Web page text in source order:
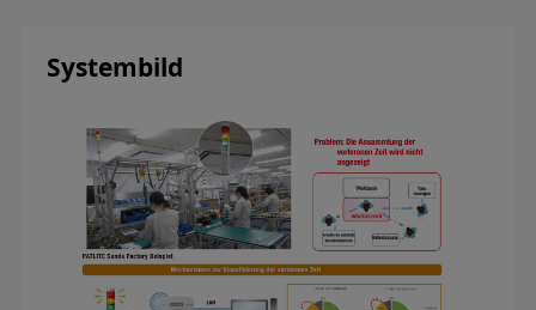
Systembild